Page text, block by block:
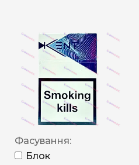
Фасування:
Блок